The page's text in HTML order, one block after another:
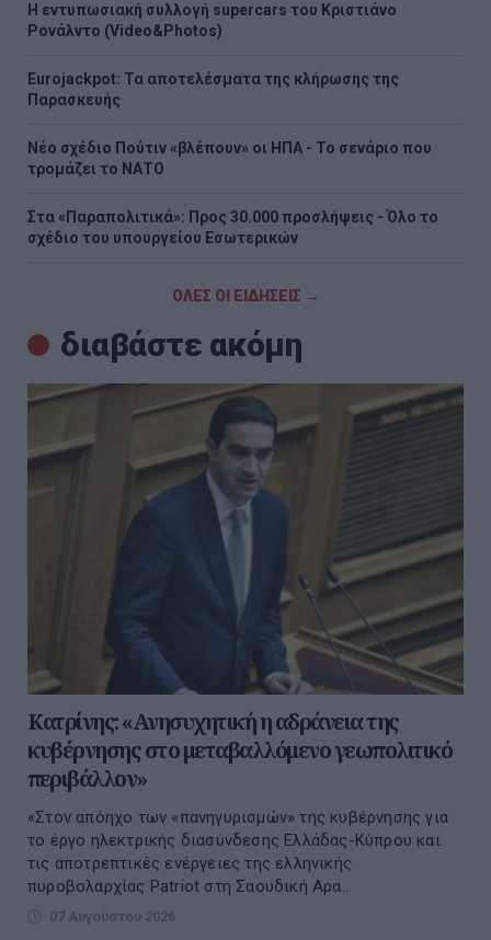
H εντυπωσιακή συλλογή supercars του Κριστιάνο
Ρονάλντο (Video&Photos)
Eurojackpot: Τα αποτελέσματα της κλήρωσης της
Παρασκευής
Νέο σχέδιο Πούτιν «βλέπουν» οι ΗΠΑ - Το σενάριο που
τρομάζει το ΝΑΤΟ
Στα «Παραπολιτικά»: Προς 30.000 προσλήψεις - Όλο το
σχέδιο του υπουργείου Εσωτερικών
ΟΛΕΣ ΟΙ ΕΙΔΗΣΕΙΣ →
διαβάστε ακόμη
Κατρίνης: «Ανησυχητική η αδράνεια της
κυβέρνησης στο μεταβαλλόμενο γεωπολιτικό
περιβάλλον»
«Στον απόηχο των «πανηγυρισμών» της κυβέρνησης για
το έργο ηλεκτρικής διασύνδεσης Ελλάδας-Κύπρου και
τις αποτρεπτικές ενέργειες της ελληνικής
πυροβολαρχίας Patriot στη Σαουδική Αρα...
07 Αυγούστου 2026